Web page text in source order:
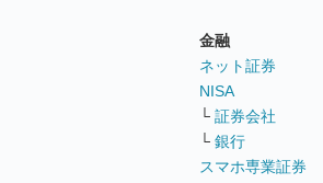
金融
ネット証券
NISA
└ 証券会社
└ 銀行
スマホ専業証券